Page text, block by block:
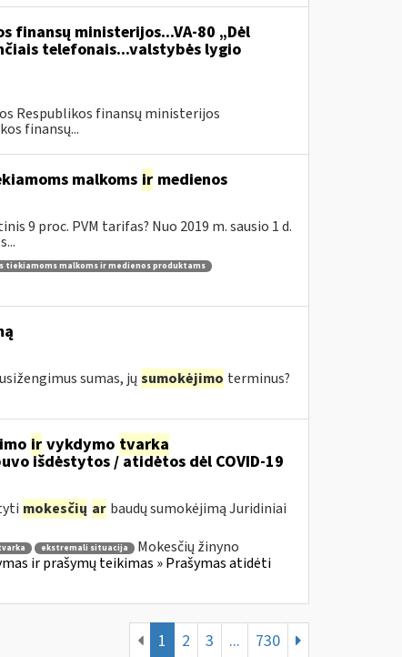
finansų ministerijos...VA-80 „Dėl
telefonais...valstybės lygio
Respublikos finansų ministerijos
finansų...
malkoms irmedienos
9 proc. PVM tarifas? Nuo 2019 m. sausio 1 d.
malkoms ir medienos produktams
sumas, jų sumokėjimo terminus?
irvykdymo tvarka
išdėstytos / atidėtos dėl COVID-19
mokesčių ar baudų sumokėjimą Juridiniai
ekstremali situacija
Mokesčių žinyno
ir prašymų teikimas » Prašymas atidėti
1 2 3 ... 730